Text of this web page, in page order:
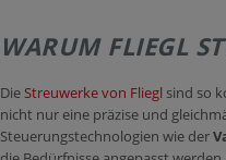
WARUM FLIEGL
DieStreuwerke von Fliegl sind so
nicht nur eine präzise und
Steuerungstechnologien wie der